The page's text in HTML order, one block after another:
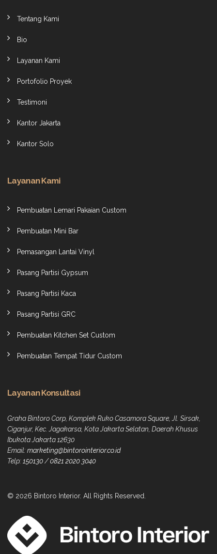
Tentang Kami
Bio
Layanan Kami
Portofolio Proyek
Testimoni
Kantor Jakarta
Kantor Solo
Layanan Kami
Pembuatan Lemari Pakaian Custom
Pembuatan Mini Bar
Pemasangan Lantai Vinyl
Pasang Partisi Gypsum
Pasang Partisi Kaca
Pasang Partisi GRC
Pembuatan Kitchen Set Custom
Pembuatan Tempat Tidur Custom
Layanan Konsultasi
Graha Bintoro Corp, Komplek Ruko Casamora Square, Jl. Sirsak,
Ciganjur, Kec. Jagakarsa, Kota Jakarta Selatan, Daerah Khusus
Ibukota Jakarta 12630
Email:marketing@bintorointerior.co.id
Telp: 150130/0821 2020 3040
© 2026 Bintoro Interior. All Rights Reserved.